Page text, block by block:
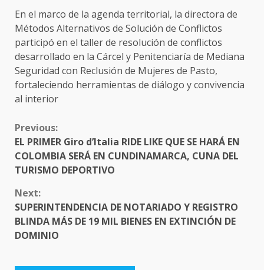
En el marco de la agenda territorial, la directora de
Métodos Alternativos de Solución de Conflictos
participó en el taller de resolución de conflictos
desarrollado en la Cárcel y Penitenciaría de Mediana
Seguridad con Reclusión de Mujeres de Pasto,
fortaleciendo herramientas de diálogo y convivencia
al interior
CONTINUE
READING
Previous:
EL PRIMER Giro d’Italia RIDE LIKE QUE SE HARÁ EN
COLOMBIA SERÁ EN CUNDINAMARCA, CUNA DEL
TURISMO DEPORTIVO
Next:
SUPERINTENDENCIA DE NOTARIADO Y REGISTRO
BLINDA MÁS DE 19 MIL BIENES EN EXTINCIÓN DE
DOMINIO